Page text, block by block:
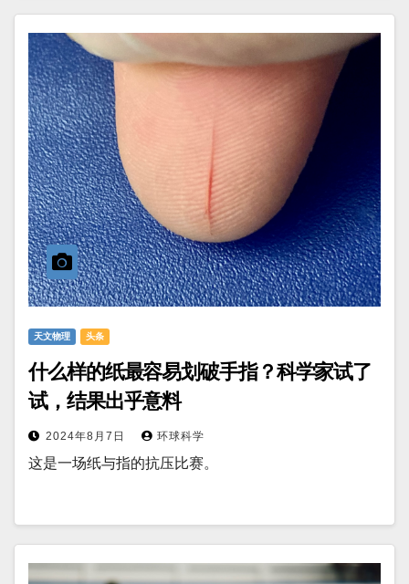
天文物理 头条
什么样的纸最容易划破手指？科学家试了
试，结果出乎意料
2024年8月7日 环球科学
这是一场纸与指的抗压比赛。